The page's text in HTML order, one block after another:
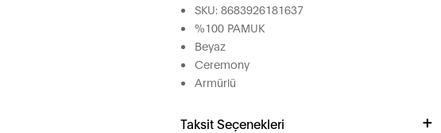
SKU: 8683926181637
%100 PAMUK
Beyaz
Ceremony
Armürlü
Taksit Seçenekleri